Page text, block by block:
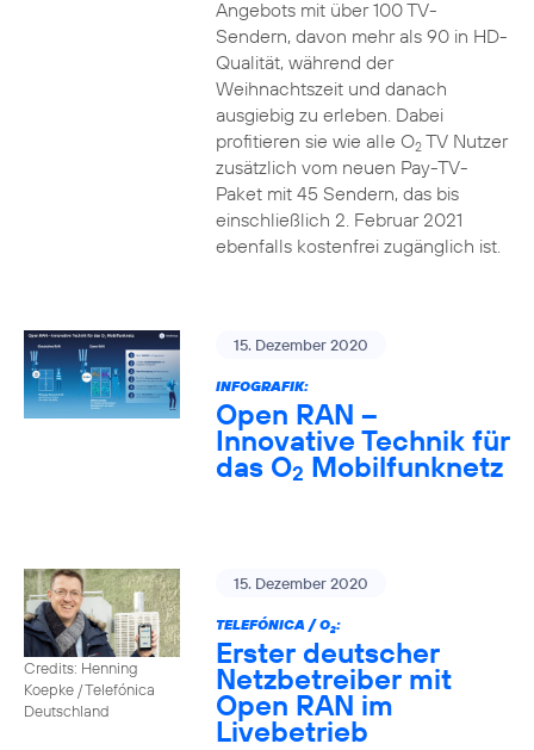
Angebots mit über 100 TV-
Sendern, davon mehr als 90 in HD-
Qualität, während der
Weihnachtszeit und danach
ausgiebig zu erleben. Dabei
profitieren sie wie alle O2TV Nutzer
zusätzlich vom neuen Pay-TV-
Paket mit 45 Sendern, das bis
einschließlich 2. Februar 2021
ebenfalls kostenfrei zugänglich ist.
15. Dezember 2020
INFOGRAFIK:
Open RAN –
Innovative Technik für
das O2 Mobilfunknetz
Credits: Henning
Koepke / Telefónica
Deutschland
15. Dezember 2020
TELEFÓNICA / O2:
Erster deutscher
Netzbetreiber mit
Open RAN im
Livebetrieb